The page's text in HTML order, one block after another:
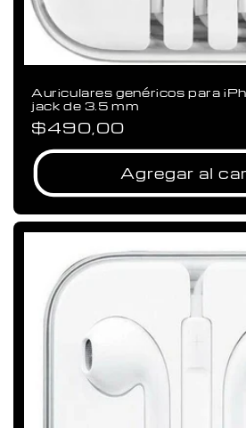
Auriculares genéricos para
jack de 3.5 mm
Precio
habitual
$490,00
Agregar al